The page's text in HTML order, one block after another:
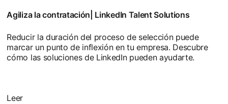
Agiliza la contratación| LinkedIn Talent Solutions
Reducir la duración del proceso de selección puede
marcar un punto de inflexión en tu empresa. Descubre
cómo las soluciones de LinkedIn pueden ayudarte.
Leer